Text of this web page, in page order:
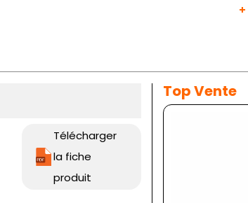
Télécharger
la fiche
produit
Top Vente